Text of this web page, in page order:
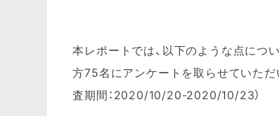
本レポートでは、以下のような点につ
方75名にアンケートを取らせていただ
査期間：2020/10/20-2020/10/23）